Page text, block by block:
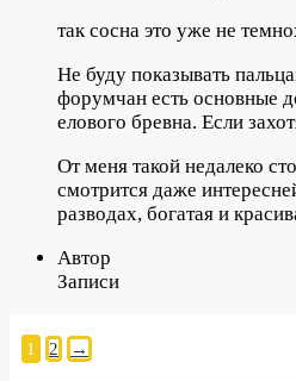
так сосна это уже не
Не буду показывать
форумчан есть основные
елового бревна. Если
От меня такой недалеко
смотрится даже
разводах, богатая и
Автор
Записи
1 2 →